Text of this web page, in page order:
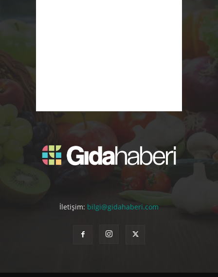
İletişim: bilgi@gidahaberi.com